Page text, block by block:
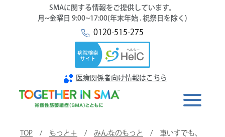
SMAに関する情報をご提供しています。
月~金曜日 9:00~17:00(年末年始 . 祝祭日を除く)
0120-515-275
医療関係者向け情報はこちら
Toggle
TOP / もっと＋ / みんなのもっと / 車いすでも、